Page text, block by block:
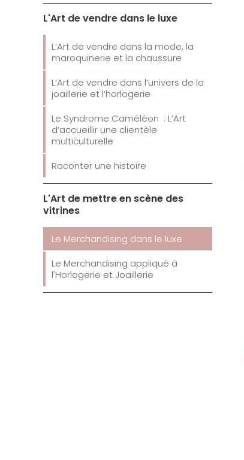
L'Art de vendre dans le luxe
L’Art de vendre dans la mode, la
maroquinerie et la chaussure
L’Art de vendre dans l’univers de la
joaillerie et l’horlogerie
Le Syndrome Caméléon : L’Art
d’accueillir une clientèle
multiculturelle
Raconter une histoire
L'Art de mettre en scène des
vitrines
Le Merchandising dans le luxe
Le Merchandising appliqué à
l'Horlogerie et Joaillerie